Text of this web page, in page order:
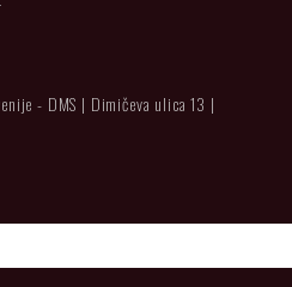
- DMS | Dimičeva ulica 13 |